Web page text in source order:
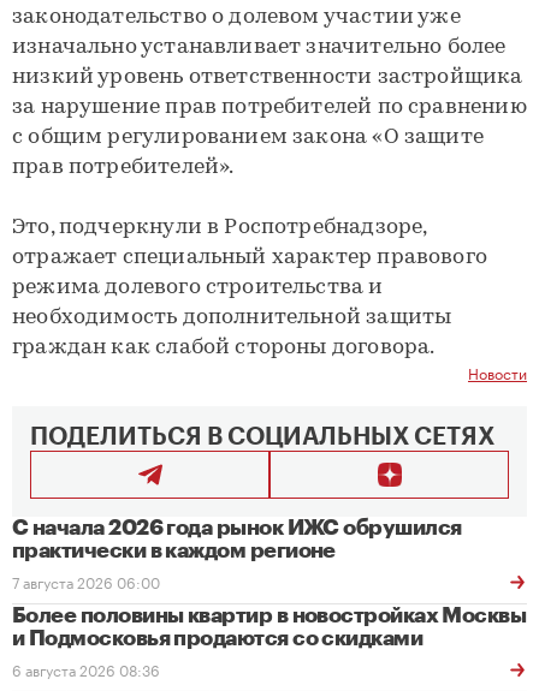
законодательство о долевом участии уже
изначально устанавливает значительно более
низкий уровень ответственности застройщика
за нарушение прав потребителей по сравнению
с общим регулированием закона «О защите
прав потребителей».
Это, подчеркнули в Роспотребнадзоре,
отражает специальный характер правового
режима долевого строительства и
необходимость дополнительной защиты
граждан как слабой стороны договора.
Новости
ПОДЕЛИТЬСЯ В СОЦИАЛЬНЫХ СЕТЯХ
С начала 2026 года рынок ИЖС обрушился
практически в каждом регионе
7 августа 2026 06:00
Более половины квартир в новостройках Москвы
и Подмосковья продаются со скидками
6 августа 2026 08:36